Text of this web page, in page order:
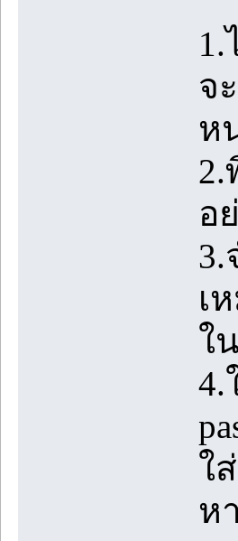
จ
ห
อ
3.
เ
ใ
4.
ใ
ห